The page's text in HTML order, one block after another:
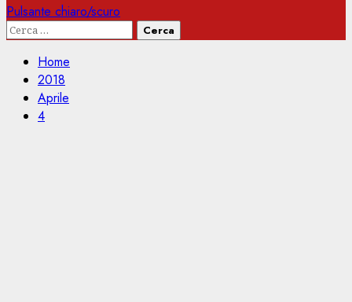
Pulsante chiaro/scuro
Ricerca
Home
2018
Aprile
4